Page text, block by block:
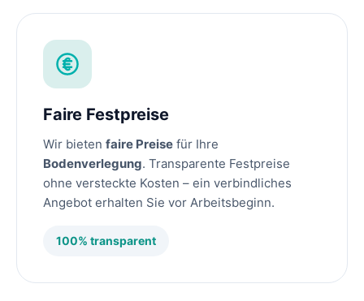
Faire Festpreise
Wir bieten faire Preise für Ihre
Bodenverlegung. Transparente Festpreise
ohne versteckte Kosten – ein verbindliches
Angebot erhalten Sie vor Arbeitsbeginn.
100% transparent